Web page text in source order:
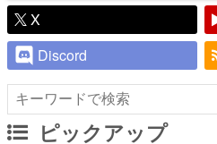
ピックアップ
電ファミのいま読まれている記事ラン
アプリセール情報